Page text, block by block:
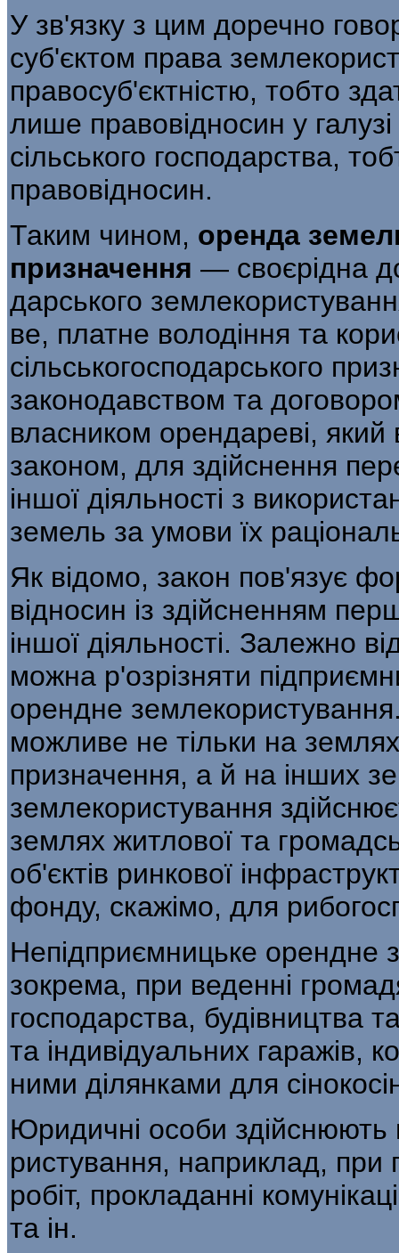
У зв'язку з цим доречно
суб'єктом права
правосуб'єктністю, тобто
ли­ше правовідносин у
сільського господарства,
правовідносин.
Таким чином, оренда
призначення — своєрідна
дарського
ве, платне володіння та
сільськогосподарського
законодавством та
власником орендареві,
законом, для здійснення
іншої діяльності з
земель за умови їх
Як відомо, закон пов'язує
відносин із здійсненням
іншої діяльності. Залежно
мож­на р'озрізняти
орен­дне
мож­ливе не тільки на
призначен­ня, а й на інших
землеко­ристування
землях житлової та
об'єктів ринкової
фонду, скажімо, для
Непідприємницьке орендне
зокрема, при веденні
господарства, будівництва
та індивідуальних гаражів,
ними ділянками для
Юридичні особи
ристування, наприклад, при
робіт, прокладанні
та ін.